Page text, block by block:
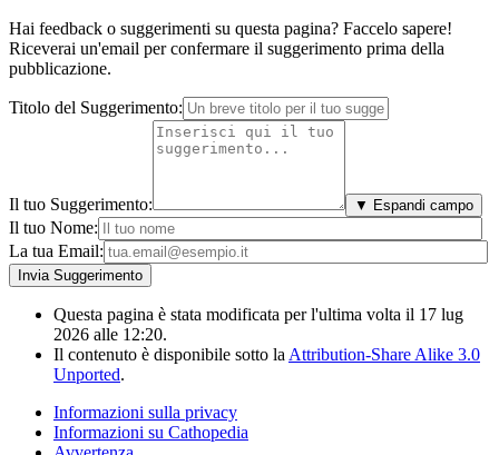
Hai feedback o suggerimenti su questa pagina? Faccelo sapere!
Riceverai un'email per confermare il suggerimento prima della
pubblicazione.
Titolo del Suggerimento:
Il tuo Suggerimento: ▼ Espandi campo
Il tuo Nome:
La tua Email:
Questa pagina è stata modificata per l'ultima volta il 17 lug
2026 alle 12:20.
Il contenuto è disponibile sotto la Attribution-Share Alike 3.0
Unported.
Informazioni sulla privacy
Informazioni su Cathopedia